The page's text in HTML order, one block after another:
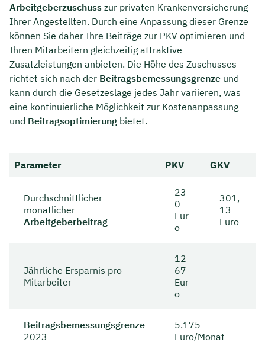
Arbeitgeberzuschuss zur privaten Krankenversicherung
Ihrer Angestellten. Durch eine Anpassung dieser Grenze
können Sie daher Ihre Beiträge zur PKV optimieren und
Ihren Mitarbeitern gleichzeitig attraktive
Zusatzleistungen anbieten. Die Höhe des Zuschusses
richtet sich nach der Beitragsbemessungsgrenze und
kann durch die Gesetzeslage jedes Jahr variieren, was
eine kontinuierliche Möglichkeit zur Kostenanpassung
und Beitragsoptimierung bietet.
Parameter PKV GKV
Durchschnittlicher
monatlicher
Arbeitgeberbeitrag
23
0
Eur
o
301,
13
Euro
Jährliche Ersparnis pro
Mitarbeiter
12
67
Eur
o
–
Beitragsbemessungsgrenze
2023
5.175
Euro/Monat